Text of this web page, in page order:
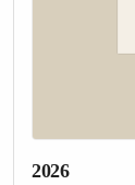
2026